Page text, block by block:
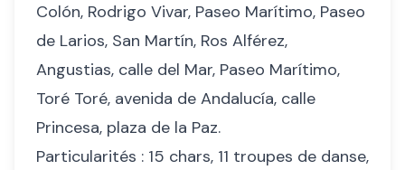
Colón, Rodrigo Vivar, Paseo Marítimo, Paseo
de Larios, San Martín, Ros Alférez,
Angustias, calle del Mar, Paseo Marítimo,
Toré Toré, avenida de Andalucía, calle
Princesa, plaza de la Paz.
Particularités : 15 chars, 11 troupes de danse,